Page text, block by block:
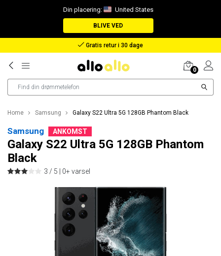
Din placering: United States
BLIVE VED
Godtgørelse i tilfælde af bortkommet pakke
0
Home Samsung Galaxy S22 Ultra 5G 128GB Phantom Black
Samsung ANKOMST
Galaxy S22 Ultra 5G 128GB Phantom
Black
3 / 5 | 0+ varsel